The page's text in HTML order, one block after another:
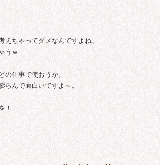
えちゃってダメなんですよね、
うｗ
の仕事で使おうか。
らんで面白いですよ～。
！